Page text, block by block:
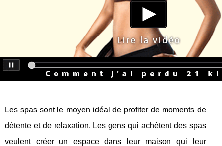
Les spas sont le moyen idéal de profiter de moments de
détente et de relaxation. Les gens qui achètent des spas
veulent créer un espace dans leur maison qui leur